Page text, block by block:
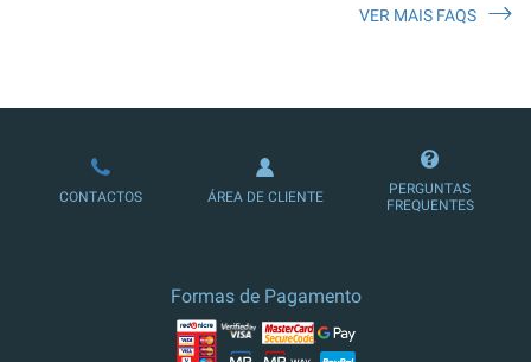
LOJA DE ASSINATURAS
VER MAIS FAQS
CONTACTOS ÁREA DE CLIENTE
PERGUNTAS
FREQUENTES
Formas de Pagamento